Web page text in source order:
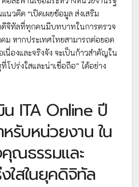
นวคิด “เปิดเผยข้อมูล ส่งเสริม
ดิจิทัลที่ทุกคนมีบทบาทในการตรวจ
ม หากประเทศไทยสามารถต่อยอด
นื่องและจริงจัง จะเป็นก้าวสำคัญใน
โปร่งใสและน่าเชื่อถือ” ได้อย่าง
น ITA Online ปี
รับหน่วยงาน ใน
ณธรรมและ
ใสในยุคดิจิทัล